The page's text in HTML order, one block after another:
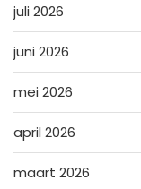
juli 2026
juni 2026
mei 2026
april 2026
maart 2026